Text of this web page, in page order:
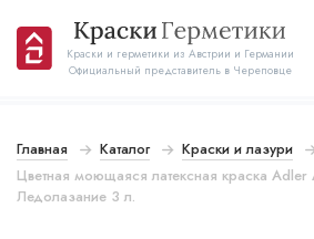
Краски и герметики из Австрии и Германии
Официальный представитель в Череповце
Главная Каталог
Краски и лазури
Цветная моющаяся латексная краска Adler
Ледолазание 3 л.